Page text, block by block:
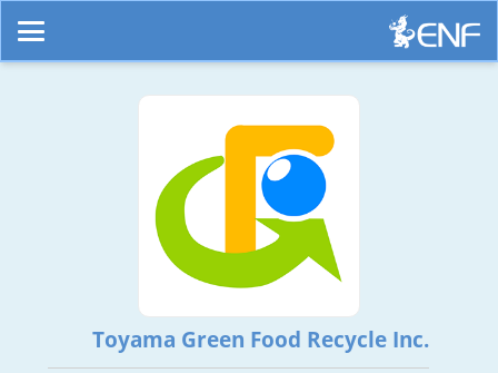
Toyama Green Food Recycle Inc.